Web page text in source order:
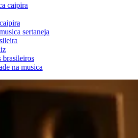
caipira
sertaneja
brasileiros
na musica